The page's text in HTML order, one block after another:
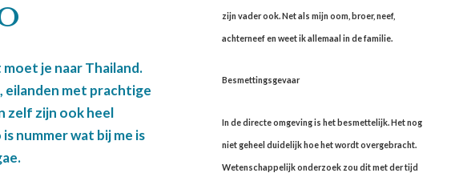
je naar Thailand.
eilanden met prachtige
zelf zijn ook heel
nummer wat bij me is
zijn vader ook. Net als mijn oom, broer, neef,
achterneef en weet ik allemaal in de familie.
Besmettingsgevaar
In de directe omgeving is het besmettelijk. Het nog
niet geheel duidelijk hoe het wordt overgebracht.
Wetenschappelijk onderzoek zou dit met der tijd